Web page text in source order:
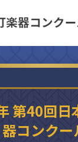
第40回日
器コンクー